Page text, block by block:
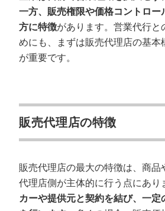
一方、販売権限や価格コントロー
方に特徴があります。営業代行と
めにも、まずは販売代理店の基本
が重要です。
販売代理店の特徴
販売代理店の最大の特徴は、商品
代理店側が主体的に行う点にあり
カーや提供元と契約を結び、一定